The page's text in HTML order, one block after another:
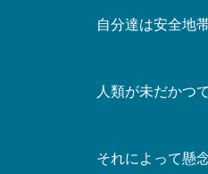
自分達は安全地
人類が未だかつ
それによって懸